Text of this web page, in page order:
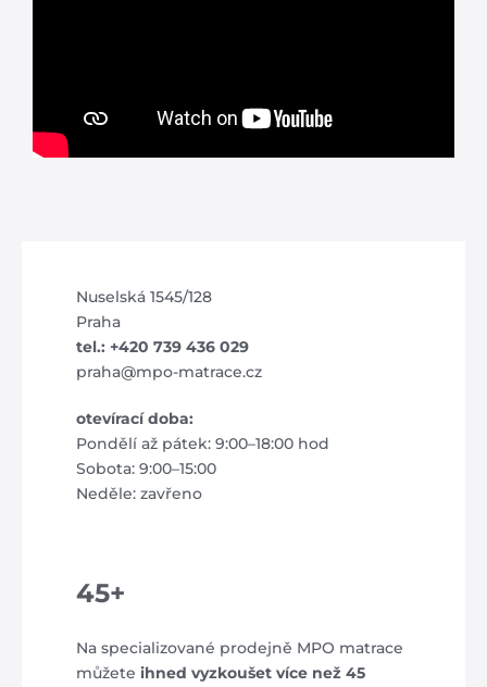
Nuselská 1545/128
Praha
tel.: +420 739 436 029
praha@mpo-matrace.cz
otevírací doba:
Pondělí až pátek: 9:00–18:00 hod
Sobota: 9:00–15:00
Neděle: zavřeno
45+
Na specializované prodejně MPO matrace
můžete ihned vyzkoušet více než 45